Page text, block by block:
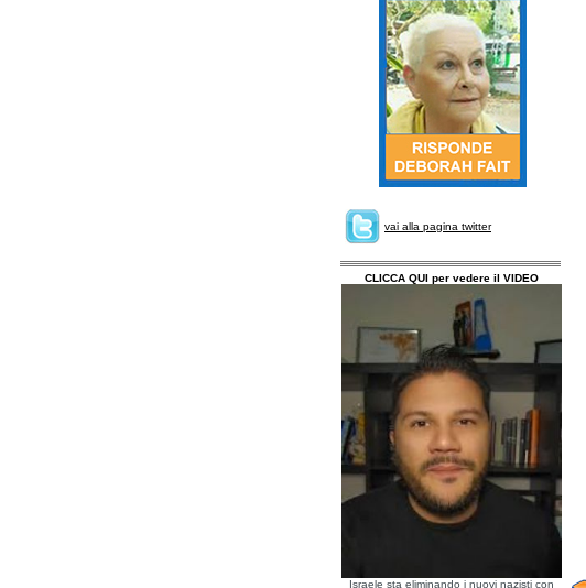
vai alla pagina twitter
CLICCA QUI per vedere il VIDEO
Israele sta eliminando i nuovi nazisti con